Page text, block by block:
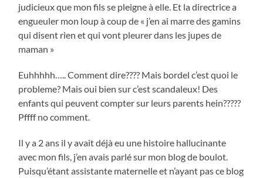
judicieux que mon fils se pleigne à elle. Et la directrice a
engueuler mon loup à coup de « j’en ai marre des gamins
qui disent rien et qui vont pleurer dans les jupes de
maman »
Euhhhhh….. Comment dire???? Mais bordel c’est quoi le
probleme? Mais oui bien sur c’est scandaleux! Des
enfants qui peuvent compter sur leurs parents hein?????
Pffff no comment.
Il y a 2 ans il y avait déjà eu une histoire hallucinante
avec mon fils, j’en avais parlé sur mon blog de boulot.
Puisqu’étant assistante maternelle et n’ayant pas ce blog